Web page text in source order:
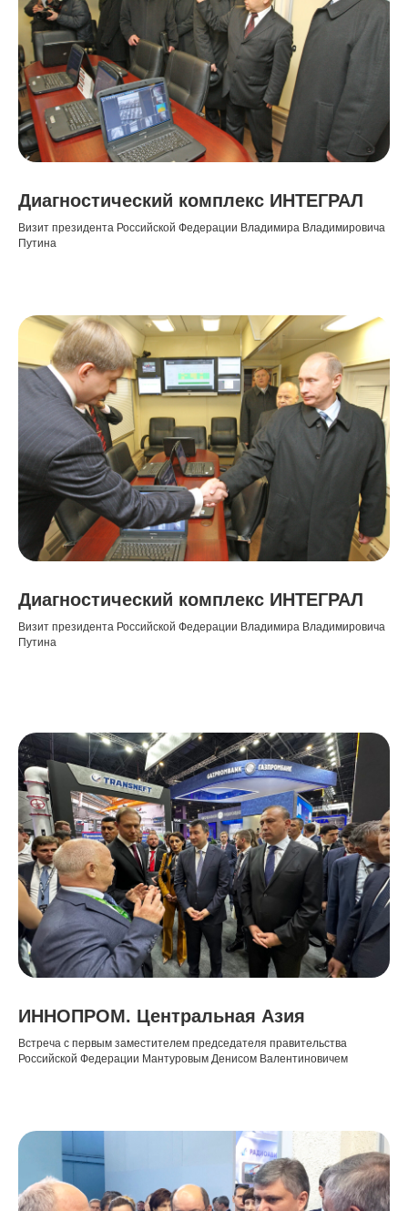
Диагностический комплекс ИНТЕГРАЛ
Визит президента Российской Федерации Владимира Владимировича
Путина
Диагностический комплекс ИНТЕГРАЛ
Визит президента Российской Федерации Владимира Владимировича
Путина
ИННОПРОМ. Центральная Азия
Встреча с первым заместителем председателя правительства
Российской Федерации Мантуровым Денисом Валентиновичем